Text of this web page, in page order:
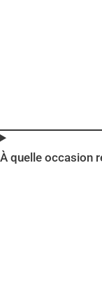
À quelle occasion